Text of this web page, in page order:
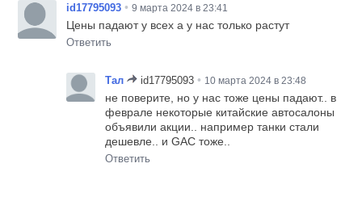
id17795093 • 9 марта 2024 в 23:41
Цены падают у всех а у нас только растут
Ответить
Тал id17795093 • 10 марта 2024 в 23:48
не поверите, но у нас тоже цены падают.. в
феврале некоторые китайские автосалоны
объявили акции.. например танки стали
дешевле.. и GAC тоже..
Ответить